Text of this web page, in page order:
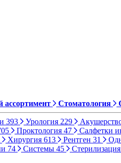
ассортимент Стоматология
393 Урология 229
Проктология 47 Салфетки
Хирургия 613 Рентген 31
74 Системы 45 Стерилизация